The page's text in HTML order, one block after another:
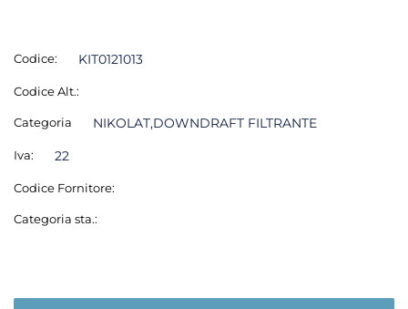
Codice: KIT0121013
Codice Alt.:
Categoria NIKOLAT,DOWNDRAFT FILTRANTE
Iva: 22
Codice Fornitore:
Categoria sta.: